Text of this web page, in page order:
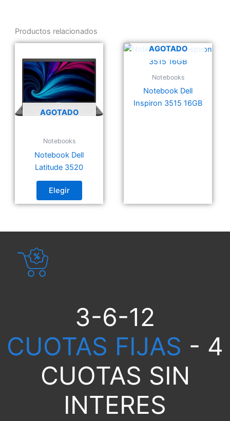
Productos relacionados
AGOTADO
Notebooks
Notebook Dell
Latitude 3520
Elegir
AGOTADO
Notebooks
Notebook Dell
Inspiron 3515 16GB
3-6-12
CUOTAS FIJAS - 4
CUOTAS SIN
INTERES